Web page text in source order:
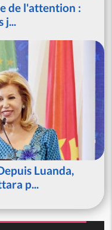
de l'attention :
j...
Luanda,
p...